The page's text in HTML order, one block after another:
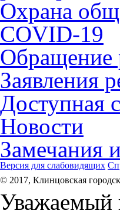
Охрана
COVID-19
Обращение
Заявления
Доступная
Новости
Замечания
Версия для слабовидящих
© 2017, Клинцовская
Уважаемый